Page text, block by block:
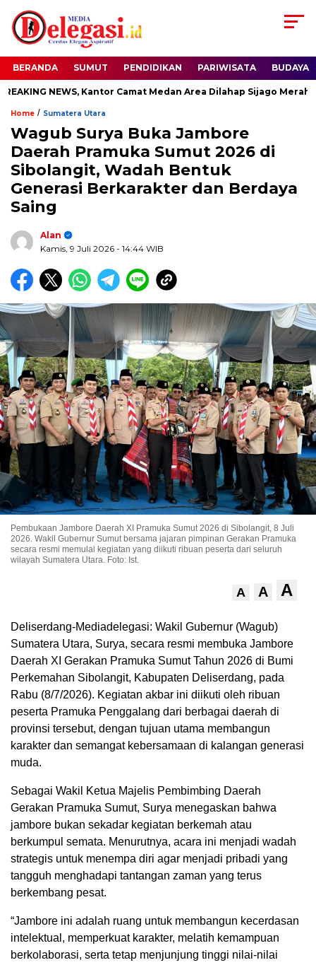
BERANDA SUMUT PENDIDIKAN PARIWISATA BUDAYA
NEWS, Kantor Camat Medan Area Dilahap Sijago Merah
Home / Sumatera Utara
Wagub Surya Buka Jambore
Daerah Pramuka Sumut 2026 di
Sibolangit, Wadah Bentuk
Generasi Berkarakter dan Berdaya
Saing
Alan
Kamis, 9 Juli 2026 - 14:44 WIB
Pembukaan Jambore Daerah XI Pramuka Sumut 2026 di Sibolangit, 8 Juli
2026. Wakil Gubernur Sumut bersama jajaran pimpinan Gerakan Pramuka
secara resmi memulai kegiatan yang diikuti ribuan peserta dari seluruh
wilayah Sumatera Utara. Foto: Ist.
A A A
Deliserdang-Mediadelegasi: Wakil Gubernur (Wagub)
Sumatera Utara, Surya, secara resmi membuka Jambore
Daerah XI Gerakan Pramuka Sumut Tahun 2026 di Bumi
Perkemahan Sibolangit, Kabupaten Deliserdang, pada
Rabu (8/7/2026). Kegiatan akbar ini diikuti oleh ribuan
peserta Pramuka Penggalang dari berbagai daerah di
provinsi tersebut, dengan tujuan utama membangun
karakter dan semangat kebersamaan di kalangan generasi
muda.
Sebagai Wakil Ketua Majelis Pembimbing Daerah
Gerakan Pramuka Sumut, Surya menegaskan bahwa
jambore bukan sekadar kegiatan berkemah atau
berkumpul semata. Menurutnya, acara ini menjadi wadah
strategis untuk menempa diri agar menjadi pribadi yang
tangguh menghadapi tantangan zaman yang terus
berkembang pesat.
“Jambore ini adalah ruang untuk membangun kecerdasan
intelektual, memperkuat karakter, melatih kemampuan
berkolaborasi, serta tetap menjunjung tinggi nilai-nilai